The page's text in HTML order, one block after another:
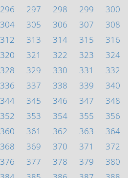
296 297 298 299
300
304 305 306 307
308
312 313 314 315
316
320 321 322 323
324
328 329 330 331
332
336 337 338 339
340
344 345 346 347
348
352 353 354 355
356
360 361 362 363
364
368 369 370 371
372
376 377 378 379
380